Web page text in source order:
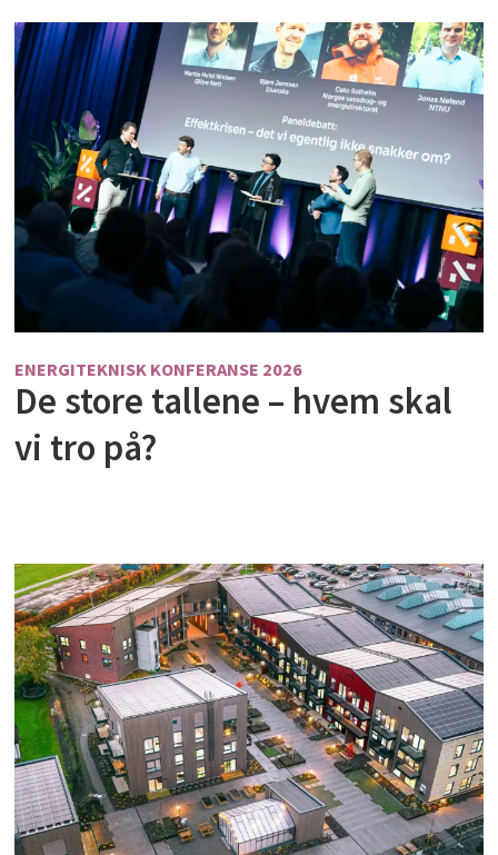
ENERGITEKNISK KONFERANSE 2026
De store tallene – hvem skal
vi tro på?